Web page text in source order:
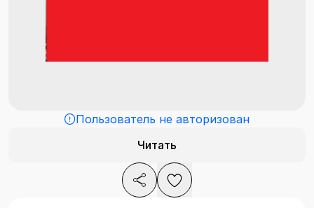
Пользователь не авторизован
Читать